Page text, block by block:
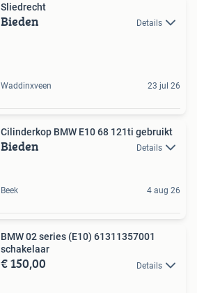
Sliedrecht
Bieden Details
Waddinxveen 23 jul 26
Cilinderkop BMW E10 68 121ti gebruikt
Bieden Details
Beek 4 aug 26
BMW 02 series (E10) 61311357001
schakelaar
€ 150,00 Details